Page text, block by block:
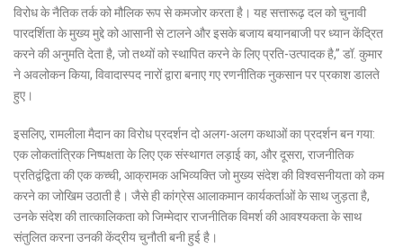
विरोध के नैतिक तर्क को मौलिक रूप से कमजोर करता है। यह सत्तारूढ़ दल को चुनावी
पारदर्शिता के मुख्य मुद्दे को आसानी से टालने और इसके बजाय बयानबाजी पर ध्यान केंद्रित
करने की अनुमति देता है, जो तथ्यों को स्थापित करने के लिए प्रति-उत्पादक है,” डॉ. कुमार
ने अवलोकन किया, विवादास्पद नारों द्वारा बनाए गए रणनीतिक नुकसान पर प्रकाश डालते
हुए।
इसलिए, रामलीला मैदान का विरोध प्रदर्शन दो अलग-अलग कथाओं का प्रदर्शन बन गया:
एक लोकतांत्रिक निष्पक्षता के लिए एक संस्थागत लड़ाई का, और दूसरा, राजनीतिक
प्रतिद्वंद्विता की एक कच्ची, आक्रामक अभिव्यक्ति जो मुख्य संदेश की विश्वसनीयता को कम
करने का जोखिम उठाती है। जैसे ही कांग्रेस आलाकमान कार्यकर्ताओं के साथ जुड़ता है,
उनके संदेश की तात्कालिकता को जिम्मेदार राजनीतिक विमर्श की आवश्यकता के साथ
संतुलित करना उनकी केंद्रीय चुनौती बनी हुई है।